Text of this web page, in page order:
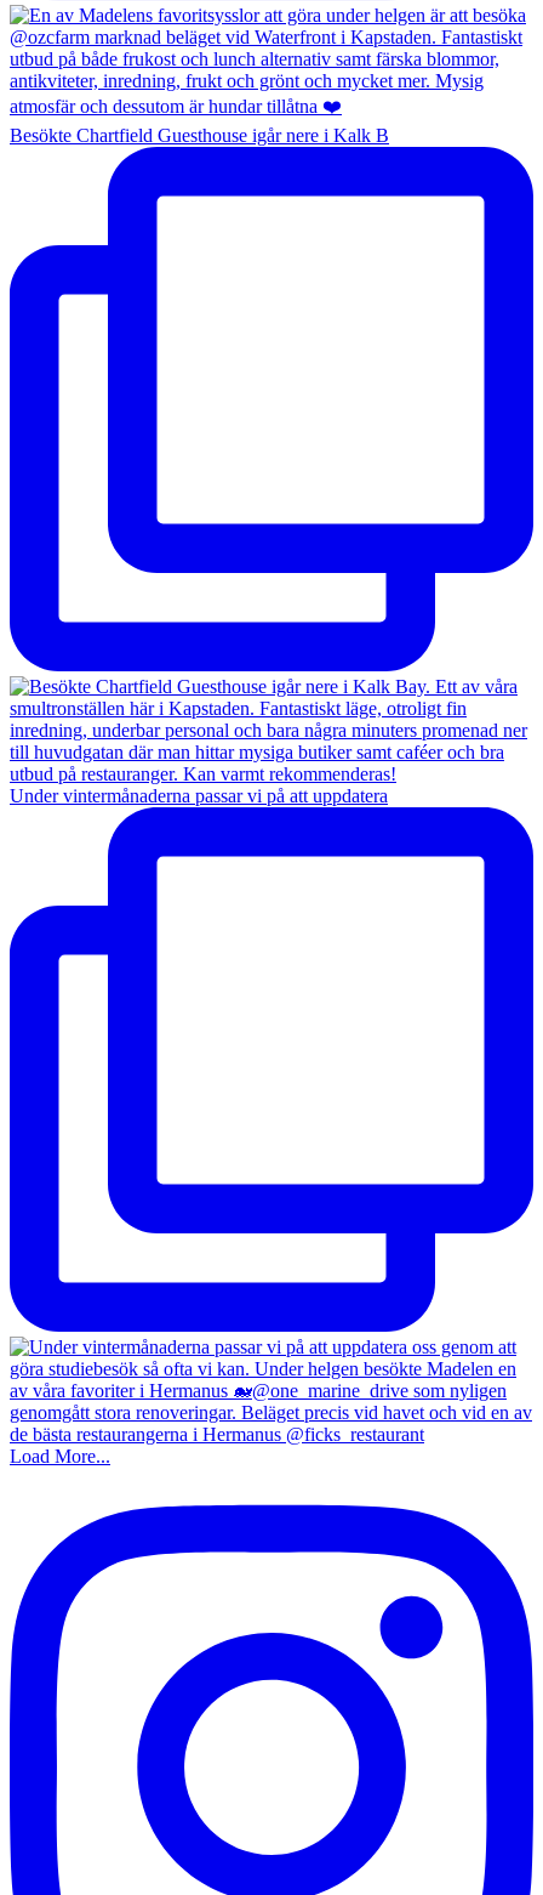
Besökte Chartfield Guesthouse igår nere i Kalk B
Under vintermånaderna passar vi på att uppdatera
Load More...